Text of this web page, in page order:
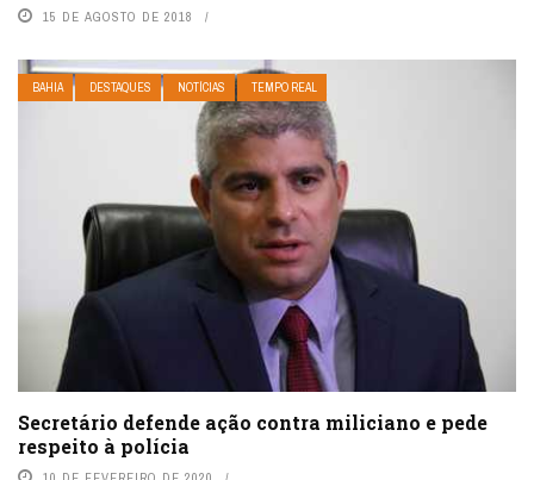
15 DE AGOSTO DE 2018
BAHIA DESTAQUES NOTÍCIAS TEMPO REAL
Secretário defende ação contra miliciano e pede
respeito à polícia